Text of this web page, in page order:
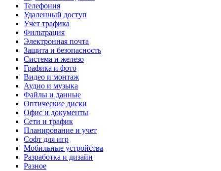
Телефония
Удаленный доступ
Учет трафика
Фильтрация
Электронная почта
Защита и безопасность
Система и железо
Графика и фото
Видео и монтаж
Аудио и музыка
Файлы и данные
Оптические диски
Офис и документы
Сети и трафик
Планирование и учет
Софт для игр
Мобильные устройства
Разработка и дизайн
Разное